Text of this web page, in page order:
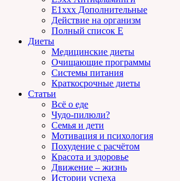
E1xxx Дополнительные
Действие на организм
Полный список E
Диеты
Медицинские диеты
Очищающие программы
Системы питания
Краткосрочные диеты
Статьи
Всё о еде
Чудо-пилюли?
Семья и дети
Мотивация и психология
Похудение с расчётом
Красота и здоровье
Движение – жизнь
Истории успеха